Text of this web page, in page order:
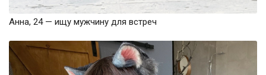
Анна, 24 — ищу мужчину для встреч